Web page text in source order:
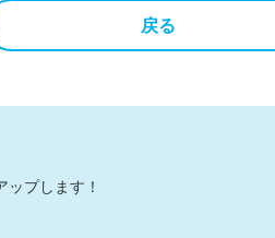
戻る
プします！